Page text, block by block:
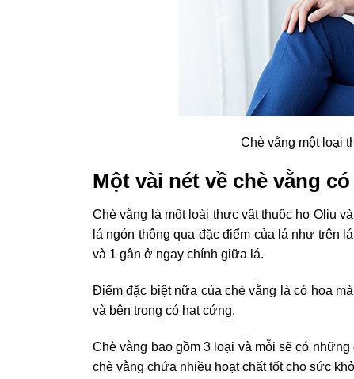
Chè vằng một loại
Một vài nét về chè vằng
Chè vằng là một loài thực vật thuộc họ Oliu
lá ngón thông qua đặc điểm của lá như trên
và 1 gân ở ngay chính giữa lá.
Điểm đặc biệt nữa của chè vằng là có hoa
và bên trong có hạt cứng.
Chè vằng bao gồm 3 loại và mỗi sẽ có
chè vằng chứa nhiều hoạt chất tốt cho sức